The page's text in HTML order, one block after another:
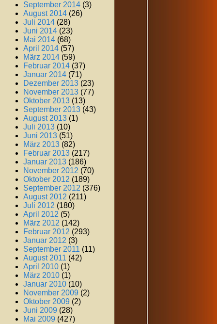
September 2014 (3)
August 2014 (26)
Juli 2014 (28)
Juni 2014 (23)
Mai 2014 (68)
April 2014 (57)
März 2014 (59)
Februar 2014 (37)
Januar 2014 (71)
Dezember 2013 (23)
November 2013 (77)
Oktober 2013 (13)
September 2013 (43)
August 2013 (1)
Juli 2013 (10)
Juni 2013 (51)
März 2013 (82)
Februar 2013 (217)
Januar 2013 (186)
November 2012 (70)
Oktober 2012 (189)
September 2012 (376)
August 2012 (211)
Juli 2012 (180)
April 2012 (5)
März 2012 (142)
Februar 2012 (293)
Januar 2012 (3)
September 2011 (11)
August 2011 (42)
April 2010 (1)
März 2010 (1)
Januar 2010 (10)
November 2009 (2)
Oktober 2009 (2)
Juni 2009 (28)
Mai 2009 (427)